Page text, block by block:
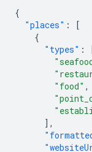
{
"places" :
[
{
"types" :
"food" ,
],